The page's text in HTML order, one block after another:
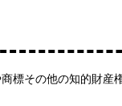
その他の知的財産